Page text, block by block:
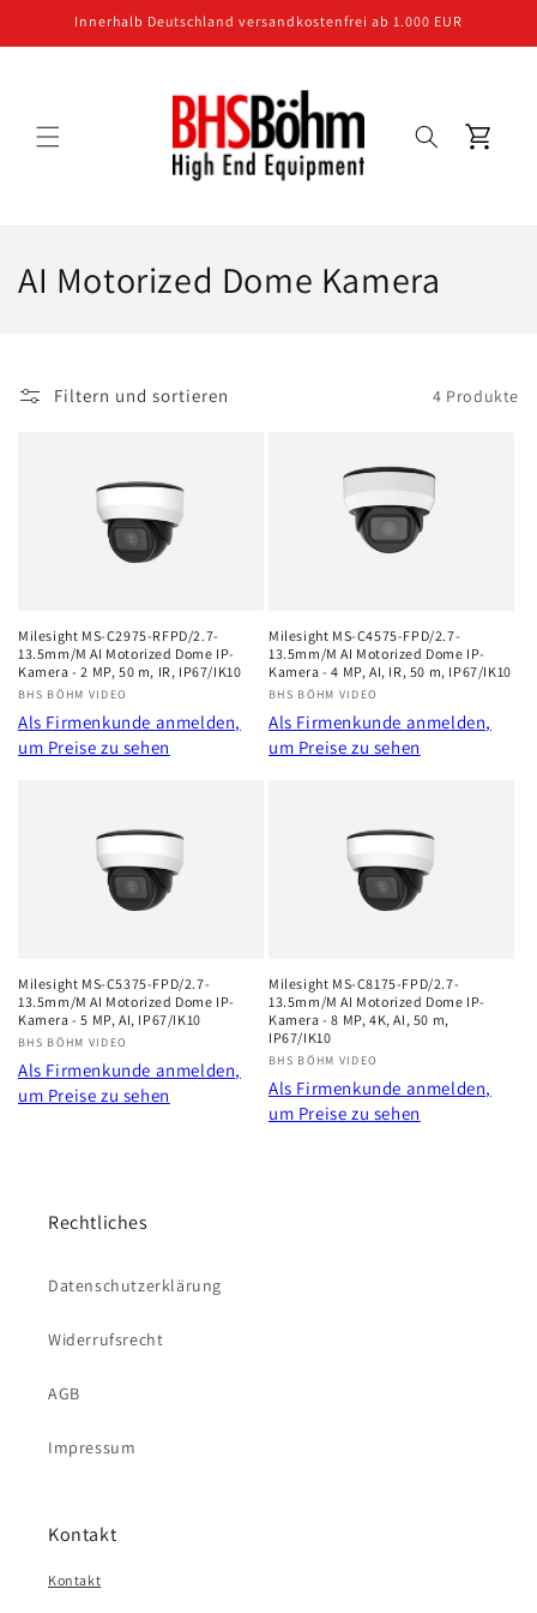
Inhalt
Innerhalb Deutschland versandkostenfrei ab 1.000 EUR
Warenkorb
K
e
e
:
AI Motorized Dome Kamera
Filtern und sortieren 4 Produkte
Milesight MS-C2975-RFPD/2.7-
13.5mm/M AI Motorized Dome IP-
Kamera - 2 MP, 50 m, IR, IP67/IK10
Anbieter:
BHS BÖHM VIDEO
Als Firmenkunde anmelden,
um Preise zu sehen
Milesight MS-C4575-FPD/2.7-
13.5mm/M AI Motorized Dome IP-
Kamera - 4 MP, AI, IR, 50 m, IP67/IK10
Anbieter:
BHS BÖHM VIDEO
Als Firmenkunde anmelden,
um Preise zu sehen
Milesight MS-C5375-FPD/2.7-
13.5mm/M AI Motorized Dome IP-
Kamera - 5 MP, AI, IP67/IK10
Anbieter:
BHS BÖHM VIDEO
Als Firmenkunde anmelden,
um Preise zu sehen
Milesight MS-C8175-FPD/2.7-
13.5mm/M AI Motorized Dome IP-
Kamera - 8 MP, 4K, AI, 50 m,
IP67/IK10
Anbieter:
BHS BÖHM VIDEO
Als Firmenkunde anmelden,
um Preise zu sehen
Rechtliches
Datenschutzerklärung
Widerrufsrecht
AGB
Impressum
Kontakt
Kontakt